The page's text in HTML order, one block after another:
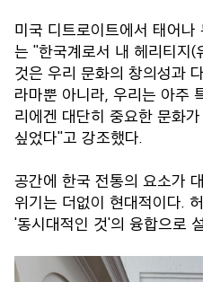
미국 디트로이트에서 태어
는 "한국계로서 내 헤리티지
것은 우리 문화의 창의성과
라마뿐 아니라, 우리는 아주
리에겐 대단히 중요한 문화
싶었다"고 강조했다.
공간에 한국 전통의 요소가
위기는 더없이 현대적이다.
'동시대적인 것'의 융합으로